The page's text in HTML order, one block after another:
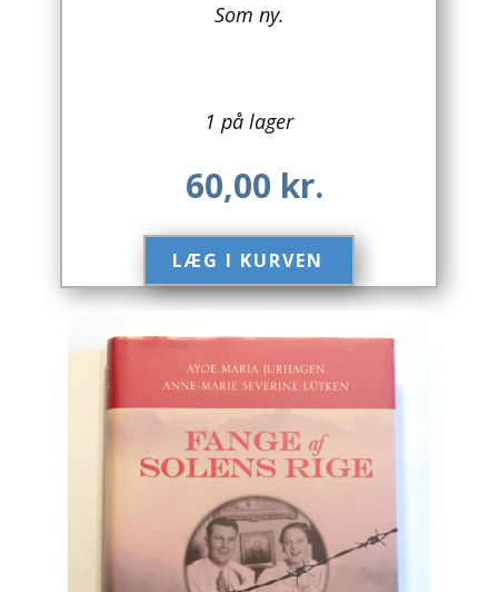
Computer / IT
Drikkevare / Øl / Vin
Engelsk
Erhverv
Europa
Fantasy / Sciencefiction
Filosofi
Håndarbejde
Håndværk
Som ny.
1 på lager
60,00 kr.
LÆG I KURVEN​